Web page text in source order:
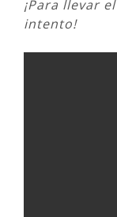
¡Para llevar
intento!